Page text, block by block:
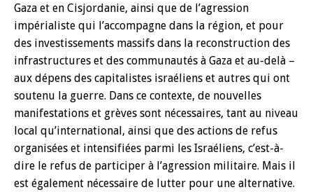
Gaza et en Cisjordanie, ainsi que de l’agression
impérialiste qui l’accompagne dans la région, et pour
des investissements massifs dans la reconstruction des
infrastructures et des communautés à Gaza et au-delà –
aux dépens des capitalistes israéliens et autres qui ont
soutenu la guerre. Dans ce contexte, de nouvelles
manifestations et grèves sont nécessaires, tant au niveau
local qu’international, ainsi que des actions de refus
organisées et intensifiées parmi les Israéliens, c’est-à-
dire le refus de participer à l’agression militaire. Mais il
est également nécessaire de lutter pour une alternative.